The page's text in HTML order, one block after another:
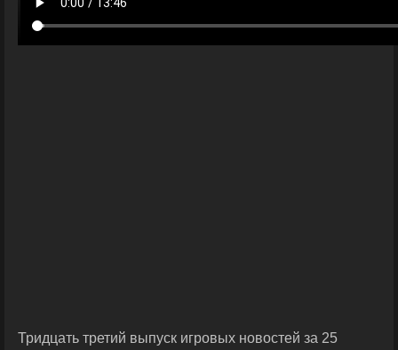
Тридцать третий выпуск игровых новостей за 25